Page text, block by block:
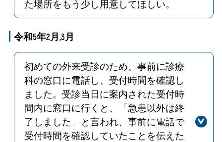
た場所をもう少し用意してほしい。
回答
新型コロナウイルス感染症防止のた
め、休憩スペースの座席数を減らして
おりましたが、５月から机や椅子は元
の数に戻しました。引き続き安全で快
適な療養環境の確保に努めてまいりま
すので、ご理解いただきますようお願
い申し上げます。
令和5年2月,3月
初めての外来受診のため、事前に診療
科の窓口に電話し、受付時間を確認し
ました。受診当日に案内された受付時
間内に窓口に行くと、「急患以外は終
了しました」と言われ、事前に電話で
受付時間を確認していたことを伝えた